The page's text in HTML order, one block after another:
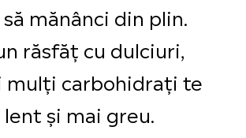
mănânci din plin.
răsfăț cu dulciuri,
mulți carbohidrați te
și mai greu.